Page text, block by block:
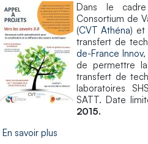
Dans le
Consortium de
(CVT Athéna) et
transfert de
de-France Innov,
de permettre
transfert de
laboratoires
SATT. Date
2015.
En savoir plus